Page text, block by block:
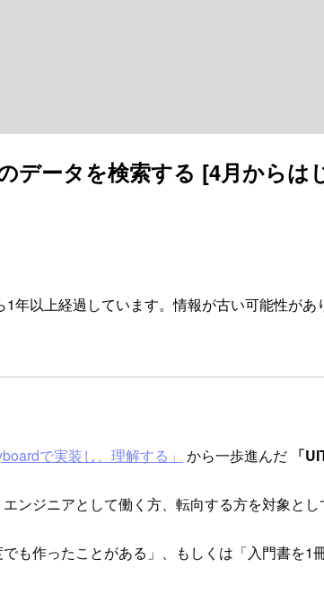
データを検索する [4月からは
年以上経過しています。情報が古い可能性があ
で実装し、理解する」 から一歩進んだ 「
ンジニアとして働く方、転向する方を対象とし
でも作ったことがある」、もしくは「入門書を